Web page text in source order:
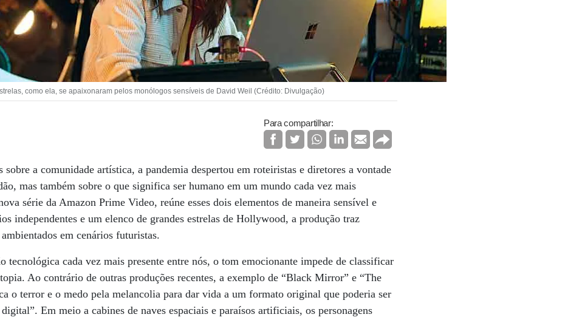
como ela, se apaixonaram pelos monólogos sensíveis de David Weil (Crédito: Divulgação)
Para compartilhar:
sobre a comunidade artística, a pandemia despertou em roteiristas e diretores a vontade
mas também sobre o que significa ser humano em um mundo cada vez mais
série da Amazon Prime Video, reúne esses dois elementos de maneira sensível e
independentes e um elenco de grandes estrelas de Hollywood, a produção traz
em cenários futuristas.
tecnológica cada vez mais presente entre nós, o tom emocionante impede de classificar
Ao contrário de outras produções recentes, a exemplo de “Black Mirror” e “The
o terror e o medo pela melancolia para dar vida a um formato original que poderia ser
Em meio a cabines de naves espaciais e paraísos artificiais, os personagens